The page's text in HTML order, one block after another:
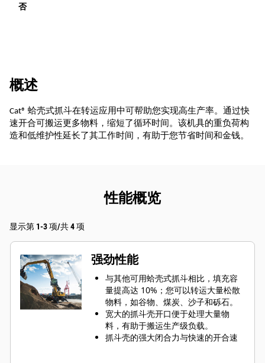
否
概述
Cat® 蛤壳式抓斗在转运应用中可帮助您实现高生产率。通过快
速开合可搬运更多物料，缩短了循环时间。该机具的重负荷构
造和低维护性延长了其工作时间，有助于您节省时间和金钱。
性能概览
显示第 1-3 项/共 4 项
强劲性能
与其他可用蛤壳式抓斗相比，填充容
量提高达 10%；您可以转运大量松散
物料，如谷物、煤炭、沙子和砾石。
宽大的抓斗壳开口便于处理大量物
料，有助于搬运生产级负载。
抓斗壳的强大闭合力与快速的开合速